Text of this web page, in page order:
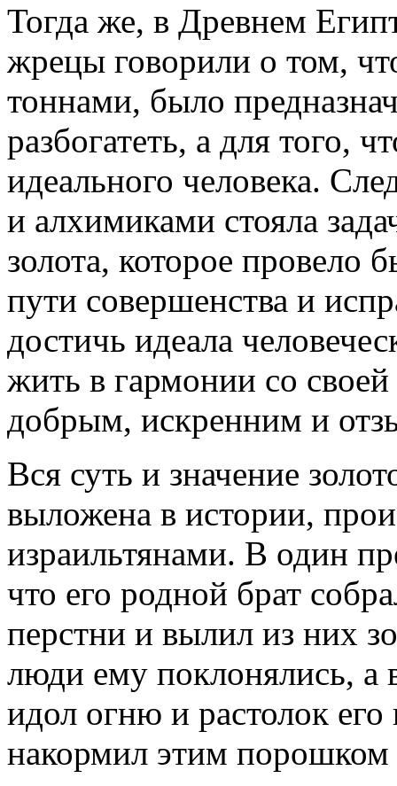
Тогда же, в Древнем
жрецы говорили о том,
тоннами, было
разбогатеть, а для того,
идеального человека.
и алхимиками стояла
золота, которое провело
пути совершенства и
достичь идеала
жить в гармонии со
добрым, искренним и
Вся суть и значение
выложена в истории,
израильтянами. В один
что его родной брат
перстни и вылил из них
люди ему поклонялись, а
идол огню и растолок
накормил этим порошком